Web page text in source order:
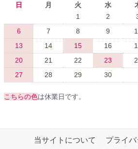
日 月 火 水
1
2
6
7 8 9
13
14 15 16
20
21 22 23
27
28 29 30
こちらの色は休業日です。
当サイトについて
プライ